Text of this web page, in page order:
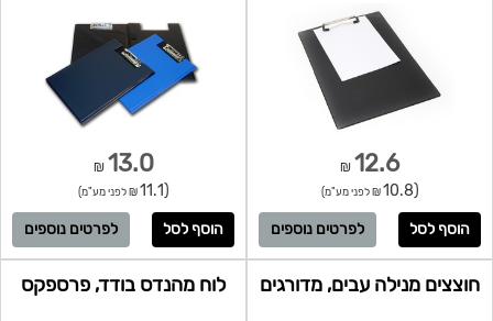
12.6
₪
(10.8 ₪ לפני מע"מ)
לפרטים נוספים
13.0
₪
(11.1 ₪ לפני מע"מ)
לפרטים נוספים
חוצצים מנילה עבים, מדורגים לוח מהנדס בודד, פרספקס